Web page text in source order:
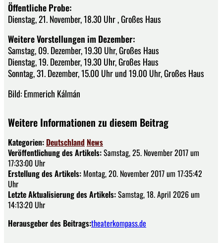
Öffentliche Probe:
Dienstag, 21. November, 18.30 Uhr , Großes Haus
Weitere Vorstellungen im Dezember:
Samstag, 09. Dezember, 19.30 Uhr, Großes Haus
Dienstag, 19. Dezember, 19.30 Uhr, Großes Haus
Sonntag, 31. Dezember, 15.00 Uhr und 19.00 Uhr, Großes Haus
Bild: Emmerich Kálmán
Weitere Informationen zu diesem Beitrag
Kategorien: Deutschland News
Veröffentlichung des Artikels:Samstag, 25. November 2017 um
17:33:00 Uhr
Erstellung des Artikels: Montag, 20. November 2017 um 17:35:42
Uhr
Letzte Aktualisierung des Artikels:Samstag, 18. April 2026 um
14:13:20 Uhr
Herausgeber des Beitrags:theaterkompass.de